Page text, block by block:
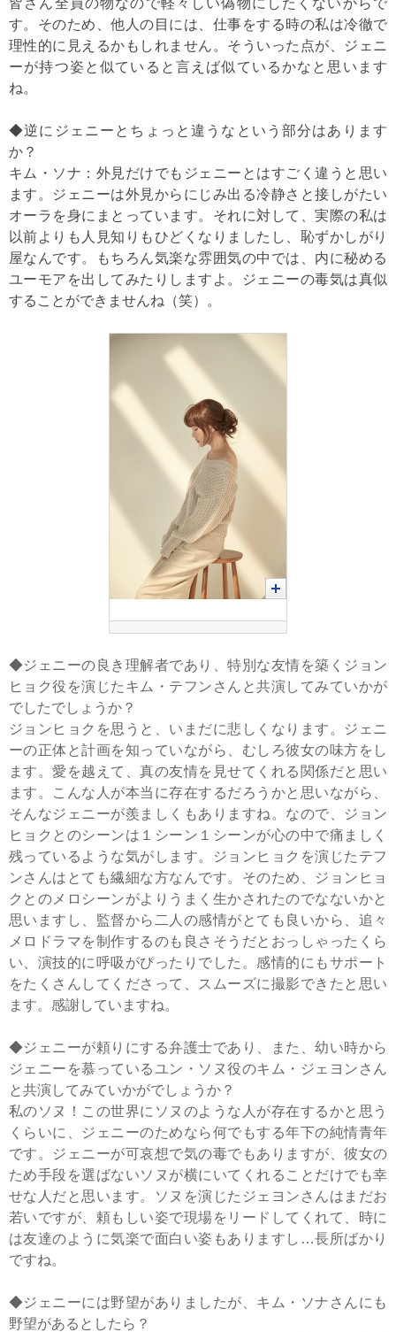
皆さん全員の物なので軽々しい偽物にしたくないからで
す。そのため、他人の目には、仕事をする時の私は冷徹で
理性的に見えるかもしれません。そういった点が、ジェニ
ーが持つ姿と似ていると言えば似ているかなと思います
ね。
◆逆にジェニーとちょっと違うなという部分はあります
か？
キム・ソナ：外見だけでもジェニーとはすごく違うと思い
ます。ジェニーは外見からにじみ出る冷静さと接しがたい
オーラを身にまとっています。それに対して、実際の私は
以前よりも人見知りもひどくなりましたし、恥ずかしがり
屋なんです。もちろん気楽な雰囲気の中では、内に秘める
ユーモアを出してみたりしますよ。ジェニーの毒気は真似
することができませんね（笑）。
◆ジェニーの良き理解者であり、特別な友情を築くジョン
ヒョク役を演じたキム・テフンさんと共演してみていかが
でしたでしょうか？
ジョンヒョクを思うと、いまだに悲しくなります。ジェニ
ーの正体と計画を知っていながら、むしろ彼女の味方をし
ます。愛を越えて、真の友情を見せてくれる関係だと思い
ます。こんな人が本当に存在するだろうかと思いながら、
そんなジェニーが羨ましくもありますね。なので、ジョン
ヒョクとのシーンは１シーン１シーンが心の中で痛ましく
残っているような気がします。ジョンヒョクを演じたテフ
ンさんはとても繊細な方なんです。そのため、ジョンヒョ
クとのメロシーンがよりうまく生かされたのでなないかと
思いますし、監督から二人の感情がとても良いから、追々
メロドラマを制作するのも良さそうだとおっしゃったくら
い、演技的に呼吸がぴったりでした。感情的にもサポート
をたくさんしてくださって、スムーズに撮影できたと思い
ます。感謝していますね。
◆ジェニーが頼りにする弁護士であり、また、幼い時から
ジェニーを慕っているユン・ソヌ役のキム・ジェヨンさん
と共演してみていかがでしょうか？
私のソヌ！この世界にソヌのような人が存在するかと思う
くらいに、ジェニーのためなら何でもする年下の純情青年
です。ジェニーが可哀想で気の毒でもありますが、彼女の
ため手段を選ばないソヌが横にいてくれることだけでも幸
せな人だと思います。ソヌを演じたジェヨンさんはまだお
若いですが、頼もしい姿で現場をリードしてくれて、時に
は友達のように気楽で面白い姿もありますし…長所ばかり
ですね。
◆ジェニーには野望がありましたが、キム・ソナさんにも
野望があるとしたら？